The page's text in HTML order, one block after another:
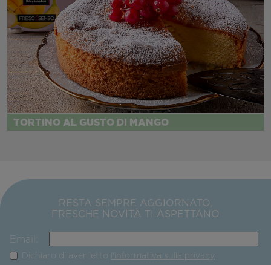
TORTINO AL GUSTO DI MANGO
RESTA SEMPRE AGGIORNATO,
FRESCHE NOVITÀ TI ASPETTANO
Email:
Dichiaro di aver letto l'informativa sulla privacy